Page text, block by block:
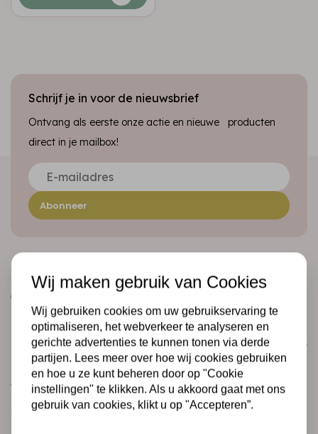
Schrijf je in voor de nieuwsbrief
Ontvang als eerste onze actie en nieuwe producten
direct in je mailbox!
Abonneer
Klantenservice
Informatie
Verzending en retourneren
Betalingsmogelijkheden
Wij maken gebruik van Cookies
Wij gebruiken cookies om uw gebruikservaring te
optimaliseren, het webverkeer te analyseren en
gerichte advertenties te kunnen tonen via derde
partijen. Lees meer over hoe wij cookies gebruiken
en hoe u ze kunt beheren door op "Cookie
instellingen" te klikken. Als u akkoord gaat met ons
gebruik van cookies, klikt u op "Accepteren”.